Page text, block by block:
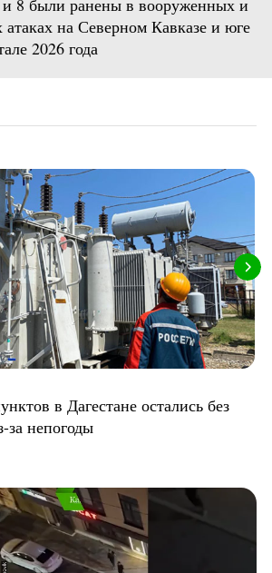
атаках на Северном Кавказе и юге
2026 года
в Дагестане остались без
за непогоды